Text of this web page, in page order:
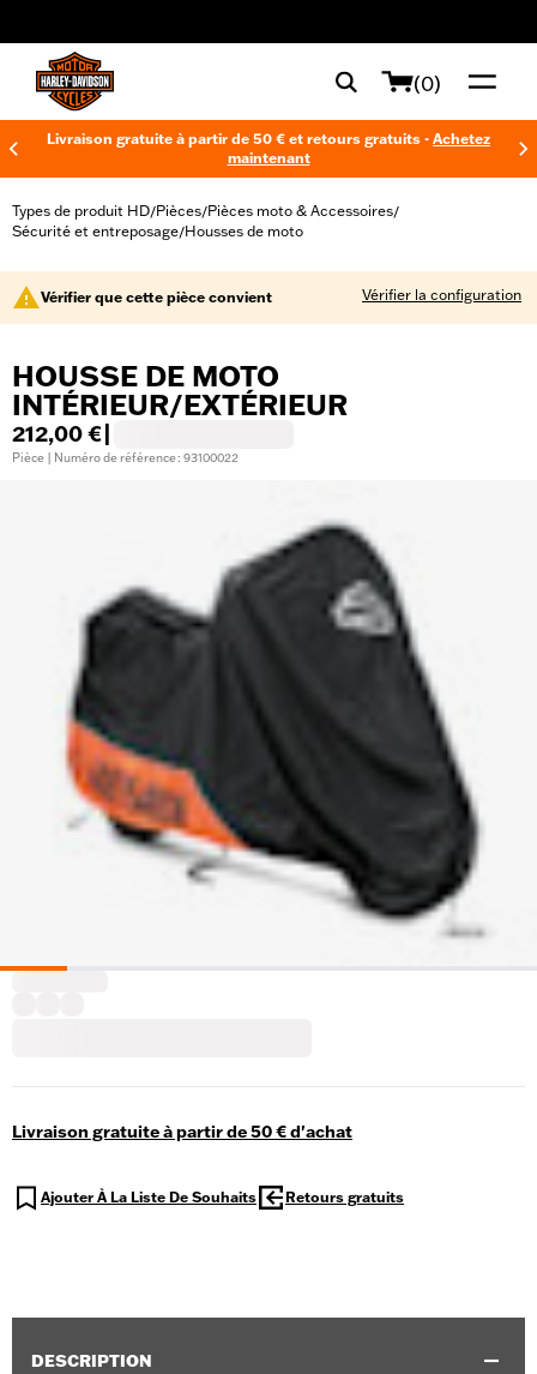
(0)
Livraison gratuite à partir de 50 € et retours gratuits - Achetez
maintenant
Types de produit HD/Pièces/Pièces moto & Accessoires/
Sécurité et entreposage/Housses de moto
Vérifier que cette pièce convient Vérifier la configuration
HOUSSE DE MOTO
INTÉRIEUR/EXTÉRIEUR
212,00 €
Pièce | Numéro de référence : 93100022
Livraison gratuite à partir de 50 € d'achat
Ajouter À La Liste De Souhaits Retours gratuits
DESCRIPTION